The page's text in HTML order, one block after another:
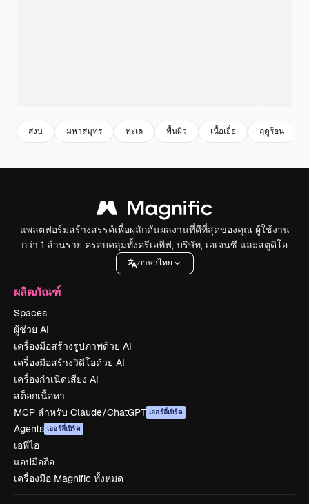
สงบ มหาสมุทร ทะเล พื้นผิว เนื้อเยื่อ ฤดูร้อน
แพลตฟอร์มสร้างสรรค์เพื่อผลักดันผลงานที่ดีที่สุดของคุณ ผู้ใช้งาน
กว่า 1 ล้านราย ครอบคลุมทั้งครีเอทีฟ, บริษัท, เอเจนซี และสตูดิโอ
ภาษาไทย
ผลิตภัณฑ์
Spaces
ผู้ช่วย AI
เครื่องมือสร้างรูปภาพด้วย AI
เครื่องมือสร้างวิดีโอด้วย AI
เครื่องกำเนิดเสียง AI
สต็อกเนื้อหา
MCP สำหรับ Claude/ChatGPT เออร์ลี่เบิร์ด
Agents เออร์ลี่เบิร์ด
เอพีไอ
แอปมือถือ
เครื่องมือ Magnific ทั้งหมด